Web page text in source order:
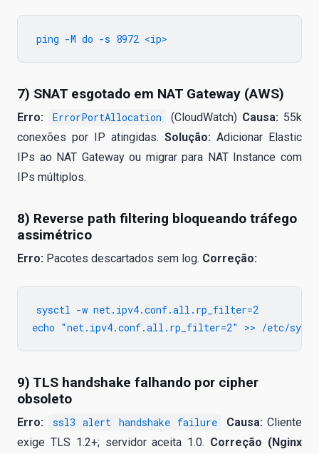
7) SNAT esgotado em NAT Gateway (AWS)
Erro: ErrorPortAllocation (CloudWatch) Causa: 55k
conexões por IP atingidas. Solução: Adicionar Elastic
IPs ao NAT Gateway ou migrar para NAT Instance com
IPs múltiplos.
8) Reverse path filtering bloqueando tráfego
assimétrico
Erro: Pacotes descartados sem log. Correção:
sysctl -w net.ipv4.conf.all.rp_filter=2
9) TLS handshake falhando por cipher
obsoleto
Erro: ssl3 alert handshake failure Causa:Cliente
exige TLS 1.2+; servidor aceita 1.0. Correção (Nginx